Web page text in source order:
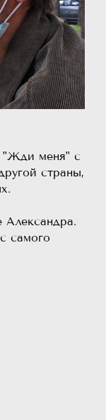
"Жди меня" с
страны,
Александра.
самого